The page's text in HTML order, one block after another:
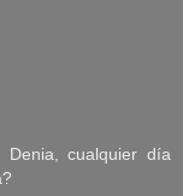
cualquier día